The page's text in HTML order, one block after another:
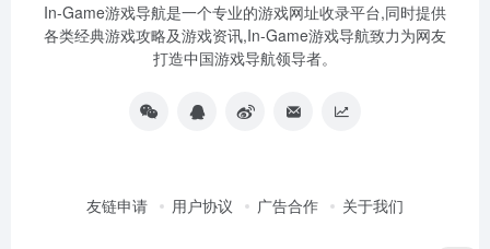
In-Game游戏导航是一个专业的游戏网址收录平台,同时提供
各类经典游戏攻略及游戏资讯,In-Game游戏导航致力为网友
打造中国游戏导航领导者。
友链申请 用户协议 广告合作 关于我们